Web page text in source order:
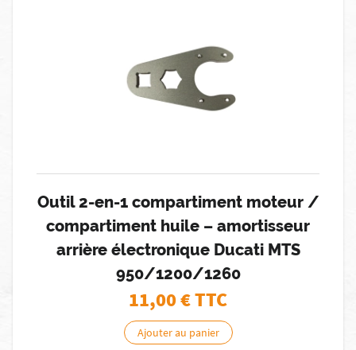
Outil 2-en-1 compartiment moteur /
compartiment huile – amortisseur
arrière électronique Ducati MTS
950/1200/1260
11,00€ TTC
Ajouter au panier